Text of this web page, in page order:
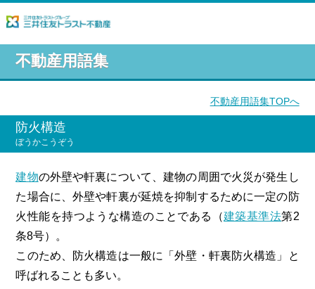
不動産用語集
不動産用語集TOPへ
防火構造
ぼうかこうぞう
建物の外壁や軒裏について、建物の周囲で火災が発生し
た場合に、外壁や軒裏が延焼を抑制するために一定の防
火性能を持つような構造のことである（建築基準法第2
条8号）。
このため、防火構造は一般に「外壁・軒裏防火構造」と
呼ばれることも多い。